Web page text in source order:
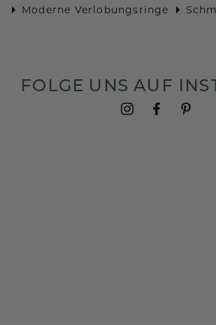
Moderne Verlobungsringe
FOLGE UNS AUF